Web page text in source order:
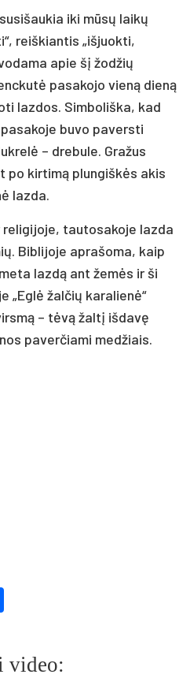
iki mūsų laikų
reiškiantis „išjuokti,
apie šį žodžių
pasakojo vieną dieną
lazdos. Simboliška, kad
buvo paversti
– drebule. Gražus
po kirtimą plungiškės akis
lazda.
tautosakoje lazda
Biblijoje aprašoma, kaip
lazdą ant žemės ir ši
„Eglė žalčių karalienė“
– tėvą žaltį išdavę
paverčiami medžiais.
video: